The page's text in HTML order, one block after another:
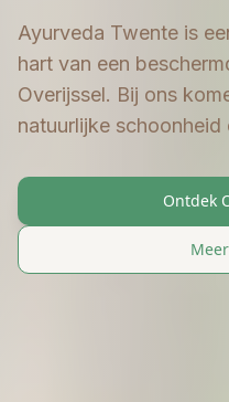
Ayurveda Twente is
hart van een
Overijssel. Bij ons
natuurlijke schoonheid
Ontdek